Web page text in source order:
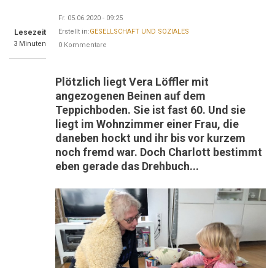
Lesezeit
3 Minuten
Fr. 05.06.2020 - 09:25
Erstellt in:GESELLSCHAFT UND SOZIALES
0 Kommentare
Plötzlich liegt Vera Löffler mit
angezogenen Beinen auf dem
Teppichboden. Sie ist fast 60. Und sie
liegt im Wohnzimmer einer Frau, die
daneben hockt und ihr bis vor kurzem
noch fremd war. Doch Charlott bestimmt
eben gerade das Drehbuch...